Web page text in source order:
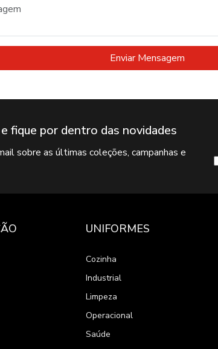
Enviar Mensagem
fique por dentro das novidades
sobre as últimas coleções, campanhas e
UNIFORMES
Cozinha
Industrial
Limpeza
Operacional
Saúde